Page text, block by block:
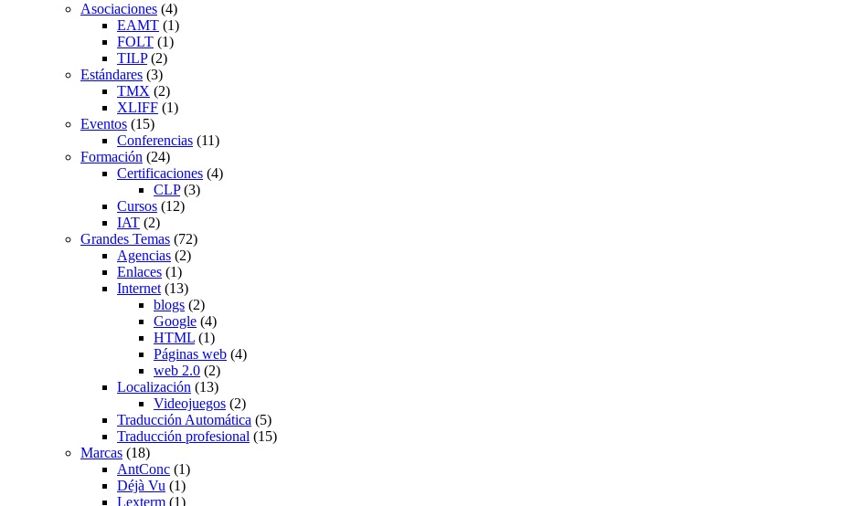
Asociaciones (4)
EAMT (1)
FOLT (1)
TILP(2)
Estándares (3)
TMX (2)
XLIFF (1)
Eventos (15)
Conferencias (11)
Formación (24)
Certificaciones (4)
CLP(3)
Cursos (12)
IAT (2)
Grandes Temas (72)
Agencias (2)
Enlaces (1)
Internet(13)
blogs (2)
Google (4)
HTML (1)
Páginas web (4)
web 2.0 (2)
Localización (13)
Videojuegos (2)
Traducción Automática (5)
Traducción profesional (15)
Marcas (18)
AntConc (1)
Déjà Vu (1)
Lexterm (1)